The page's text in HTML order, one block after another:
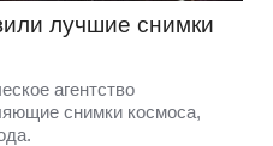
лучшие снимки
агентство
снимки космоса,